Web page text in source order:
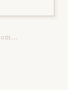
om…